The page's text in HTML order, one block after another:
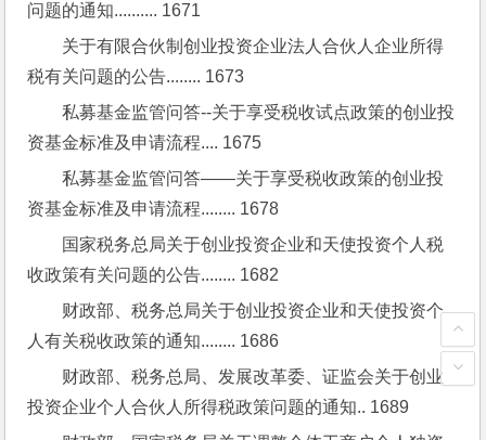
问题的通知.......... 1671
关于有限合伙制创业投资企业法人合伙人企业所得
税有关问题的公告........ 1673
私募基金监管问答--关于享受税收试点政策的创业投
资基金标准及申请流程.... 1675
私募基金监管问答——关于享受税收政策的创业投
资基金标准及申请流程........ 1678
国家税务总局关于创业投资企业和天使投资个人税
收政策有关问题的公告........ 1682
财政部、税务总局关于创业投资企业和天使投资个
人有关税收政策的通知........ 1686
财政部、税务总局、发展改革委、证监会关于创业
投资企业个人合伙人所得税政策问题的通知.. 1689